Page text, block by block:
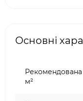
Основні
м²